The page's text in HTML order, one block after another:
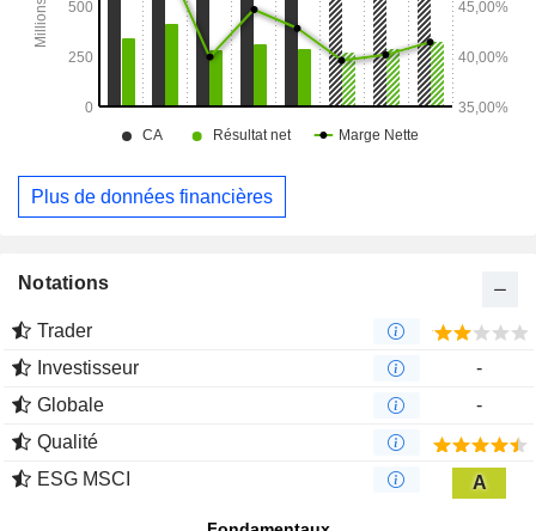
Plus de données financières
Notations
Trader
Investisseur
-
Globale
-
Qualité
ESG MSCI
A